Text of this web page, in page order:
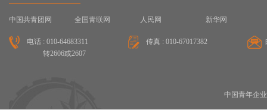
中国共青团网 全国青联网 人民网 新华网
电话 : 010-64683311
转2606或2607
传真 : 010-67017382
中国青年企